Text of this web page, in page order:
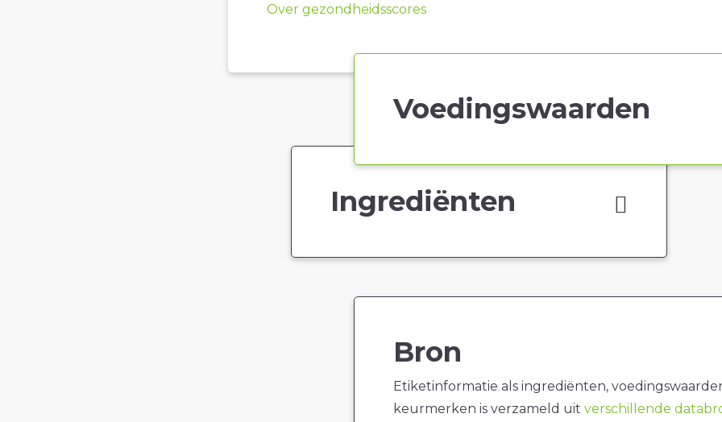
Over gezondheidsscores
Voedingswaarden
Ingrediënten
Bron
Etiketinformatie als ingrediënten,
keurmerken is verzameld uit verschillende